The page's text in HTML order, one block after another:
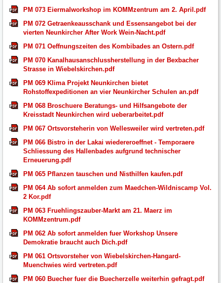
PM 073 Eiermalworkshop im KOMMzentrum am 2. April.pdf
PM 072 Getraenkeausschank und Essensangebot bei der
vierten Neunkircher After Work Wein-Nacht.pdf
PM 071 Oeffnungszeiten des Kombibades an Ostern.pdf
PM 070 Kanalhausanschlussherstellung in der Bexbacher
Strasse in Wiebelskirchen.pdf
PM 069 Klima Projekt Neunkirchen bietet
Rohstoffexpeditionen an vier Neunkircher Schulen an.pdf
PM 068 Broschuere Beratungs- und Hilfsangebote der
Kreisstadt Neunkirchen wird ueberarbeitet.pdf
PM 067 Ortsvorsteherin von Wellesweiler wird vertreten.pdf
PM 066 Bistro in der Lakai wiedereroeffnet - Temporaere
Schliessung des Hallenbades aufgrund technischer
Erneuerung.pdf
PM 065 Pflanzen tauschen und Nisthilfen kaufen.pdf
PM 064 Ab sofort anmelden zum Maedchen-Wildniscamp Vol.
2 Kor.pdf
PM 063 Fruehlingszauber-Markt am 21. Maerz im
KOMMzentrum.pdf
PM 062 Ab sofort anmelden fuer Workshop Unsere
Demokratie braucht auch Dich.pdf
PM 061 Ortsvorsteher von Wiebelskirchen-Hangard-
Muenchwies wird vertreten.pdf
PM 060 Buecher fuer die Buecherzelle weiterhin gefragt.pdf